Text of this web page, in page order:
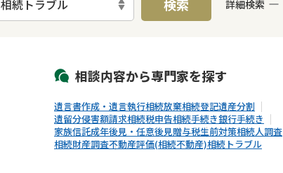
相続トラブル 検索 詳細検索
相談内容から専門家を探す
遺言書作成・遺言執行相続放棄相続登記遺産分割
遺留分侵害額請求相続税申告相続手続き銀行手続き
家族信託成年後見・任意後見贈与税生前対策相続人調査
相続財産調査不動産評価(相続不動産)相続トラブル